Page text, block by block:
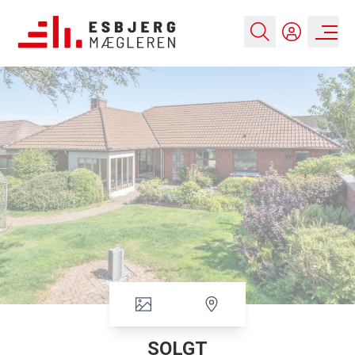
SOLGT